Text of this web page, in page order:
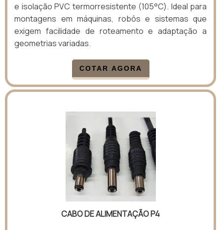
e isolação PVC termorresistente (105°C). Ideal para
montagens em máquinas, robôs e sistemas que
exigem facilidade de roteamento e adaptação a
geometrias variadas.
COTAR AGORA
CABO DE ALIMENTAÇÃO P4